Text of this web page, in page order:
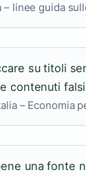
– linee guida
su titoli
contenuti
– Economia
una fonte